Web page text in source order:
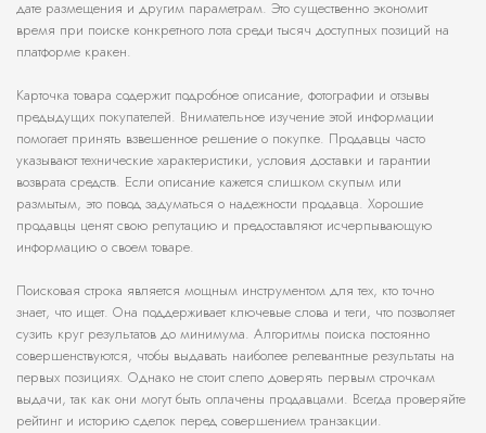
дате размещения и другим параметрам. Это существенно экономит
время при поиске конкретного лота среди тысяч доступных позиций на
платформе кракен.
Карточка товара содержит подробное описание, фотографии и отзывы
предыдущих покупателей. Внимательное изучение этой информации
помогает принять взвешенное решение о покупке. Продавцы часто
указывают технические характеристики, условия доставки и гарантии
возврата средств. Если описание кажется слишком скупым или
размытым, это повод задуматься о надежности продавца. Хорошие
продавцы ценят свою репутацию и предоставляют исчерпывающую
информацию о своем товаре.
Поисковая строка является мощным инструментом для тех, кто точно
знает, что ищет. Она поддерживает ключевые слова и теги, что позволяет
сузить круг результатов до минимума. Алгоритмы поиска постоянно
совершенствуются, чтобы выдавать наиболее релевантные результаты на
первых позициях. Однако не стоит слепо доверять первым строчкам
выдачи, так как они могут быть оплачены продавцами. Всегда проверяйте
рейтинг и историю сделок перед совершением транзакции.